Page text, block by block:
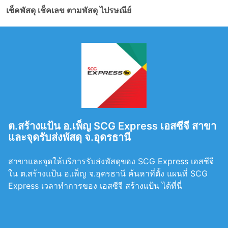
เช็คพัสดุ เช็คเลข ตามพัสดุ ไปรษณีย์
ต.สร้างแป้น อ.เพ็ญ SCG Express เอสซีจี สาขา
และจุดรับส่งพัสดุ จ.อุดรธานี
สาขาและจุดให้บริการรับส่งพัสดุของ SCG Express เอสซีจี
ใน ต.สร้างแป้น อ.เพ็ญ จ.อุดรธานี ค้นหาที่ตั้ง แผนที่ SCG
Express เวลาทำการของ เอสซีจี สร้างแป้น ได้ที่นี่